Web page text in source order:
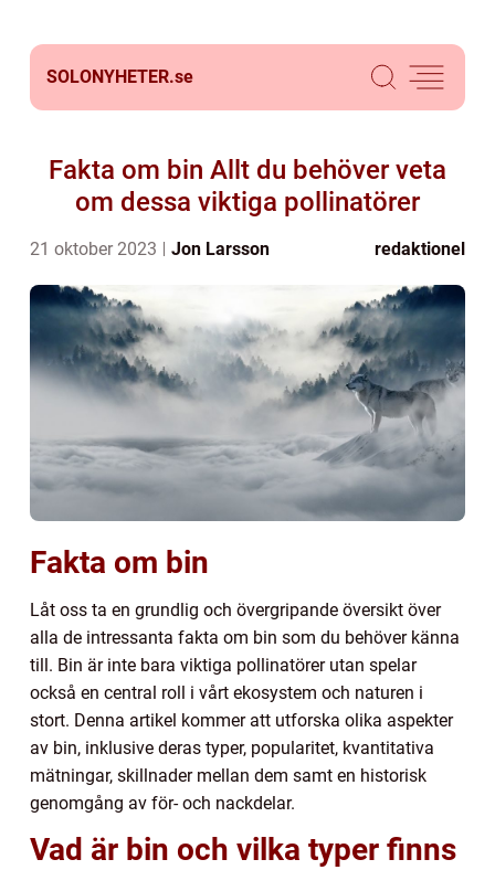
SOLONYHETER.se
Fakta om bin Allt du behöver veta
om dessa viktiga pollinatörer
21 oktober 2023 Jon Larsson redaktionel
Fakta om bin
Låt oss ta en grundlig och övergripande översikt över
alla de intressanta fakta om bin som du behöver känna
till. Bin är inte bara viktiga pollinatörer utan spelar
också en central roll i vårt ekosystem och naturen i
stort. Denna artikel kommer att utforska olika aspekter
av bin, inklusive deras typer, popularitet, kvantitativa
mätningar, skillnader mellan dem samt en historisk
genomgång av för- och nackdelar.
Vad är bin och vilka typer finns